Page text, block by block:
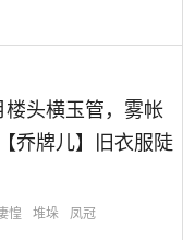
楼头横玉管，雾帐
乔牌儿】旧衣服陡
惶 堆垛 凤冠